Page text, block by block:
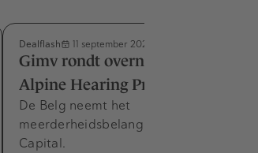
Dealflash 11 september 2025
Gimv rondt overname af van
Alpine Hearing Protection
De Belg neemt het
meerderheidsbelang over van Vendis
Capital.